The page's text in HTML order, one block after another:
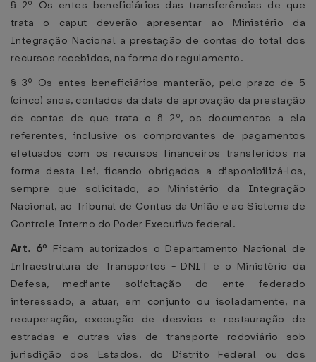
§ 2º Os entes beneficiários das transferências de que
trata o caput deverão apresentar ao Ministério da
Integração Nacional a prestação de contas do total dos
recursos recebidos, na forma do regulamento.
§ 3º Os entes beneficiários manterão, pelo prazo de 5
(cinco) anos, contados da data de aprovação da prestação
de contas de que trata o § 2º, os documentos a ela
referentes, inclusive os comprovantes de pagamentos
efetuados com os recursos financeiros transferidos na
forma desta Lei, ficando obrigados a disponibilizá-los,
sempre que solicitado, ao Ministério da Integração
Nacional, ao Tribunal de Contas da União e ao Sistema de
Controle Interno do Poder Executivo federal.
Art. 6º Ficam autorizados o Departamento Nacional de
Infraestrutura de Transportes - DNIT e o Ministério da
Defesa, mediante solicitação do ente federado
interessado, a atuar, em conjunto ou isoladamente, na
recuperação, execução de desvios e restauração de
estradas e outras vias de transporte rodoviário sob
jurisdição dos Estados, do Distrito Federal ou dos